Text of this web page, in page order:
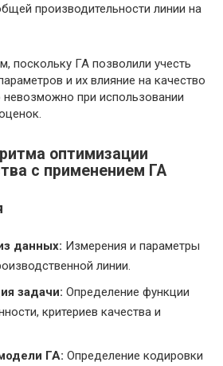
производительности линии на
поскольку ГА позволили учесть
и их влияние на качество
при использовании
оптимизации
с применением ГА
данных: Измерения и параметры
линии.
задачи: Определение функции
критериев качества и
ГА: Определение кодировки